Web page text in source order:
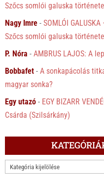
Szőcs somlói galuska története
Nagy Imre -SOMLÓI
Szőcs somlói galuska története
P. Nóra -AMBRUS LAJOS: A
Bobbafet -A sonkapácolás
magyar sonka?
Egy utazó - EGY BIZARR
Csárda (Szilsárkány)
KATEGÓRIÁK